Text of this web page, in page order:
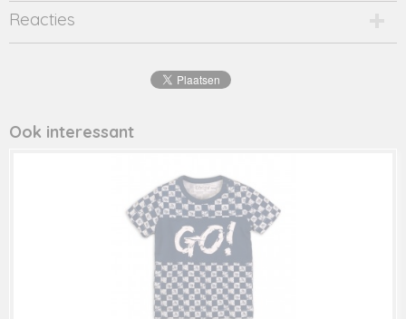
Productcode
34526-8748
Productcode leverancier
Reacties
Ook interessant